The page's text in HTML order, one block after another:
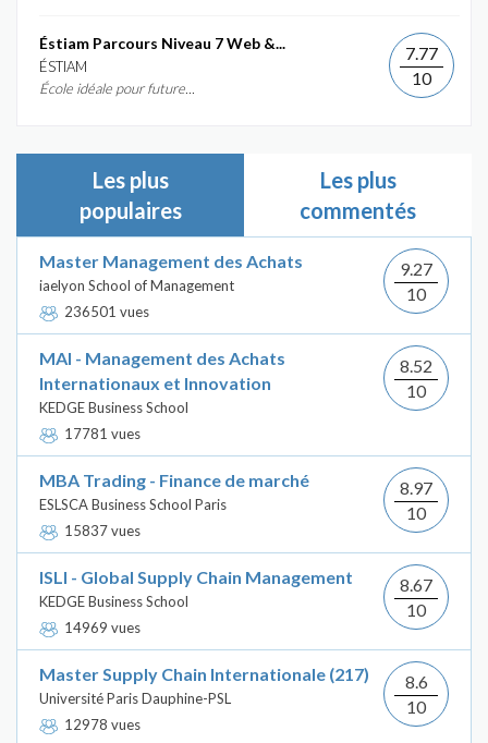
Éstiam Parcours Niveau 7 Web &...
ÉSTIAM
École idéale pour future...
7.77
10
Les plus
populaires
Les plus
commentés
Master Management des Achats
iaelyon School of Management
236501 vues
9.27
10
MAI - Management des Achats
Internationaux et Innovation
KEDGE Business School
17781 vues
8.52
10
MBA Trading - Finance de marché
ESLSCA Business School Paris
15837 vues
8.97
10
ISLI - Global Supply Chain Management
KEDGE Business School
14969 vues
8.67
10
Master Supply Chain Internationale (217)
Université Paris Dauphine-PSL
12978 vues
8.6
10